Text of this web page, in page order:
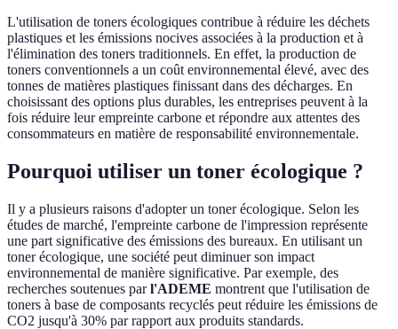
L'utilisation de toners écologiques contribue à réduire les déchets
plastiques et les émissions nocives associées à la production et à
l'élimination des toners traditionnels. En effet, la production de
toners conventionnels a un coût environnemental élevé, avec des
tonnes de matières plastiques finissant dans des décharges. En
choisissant des options plus durables, les entreprises peuvent à la
fois réduire leur empreinte carbone et répondre aux attentes des
consommateurs en matière de responsabilité environnementale.
Pourquoi utiliser un toner écologique ?
Il y a plusieurs raisons d'adopter un toner écologique. Selon les
études de marché, l'empreinte carbone de l'impression représente
une part significative des émissions des bureaux. En utilisant un
toner écologique, une société peut diminuer son impact
environnemental de manière significative. Par exemple, des
recherches soutenues parl'ADEME montrent que l'utilisation de
toners à base de composants recyclés peut réduire les émissions de
CO2 jusqu'à 30% par rapport aux produits standards.